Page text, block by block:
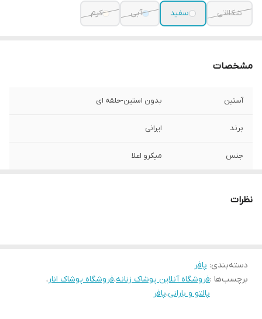
شکلاتی
سفید آبی کرم
مشخصات
آستین بدون استین-حلقه ای
برند ایرانی
جنس میکرو اعلا
جزئیات کلاهدار و جیبی و جلو زیب دارد
نظرات
دسته‌بندی: پافر
برچسب‌ها :فروشگاه آنلاین پوشاک زنانه،فروشگاه پوشاک انار،
پالتو و بارانی،پافر